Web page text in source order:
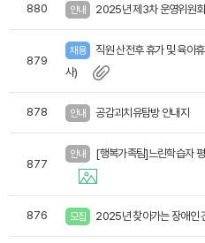
880 안내 2025년 제3차 운영위원
879
채용
직원 산전후 휴가 및 육아
사)
878 안내 공감괴치유탐방 안내지
877
안내 [행복가족팀]느린학습자
876 모집 2025년 찾아가는 장애인